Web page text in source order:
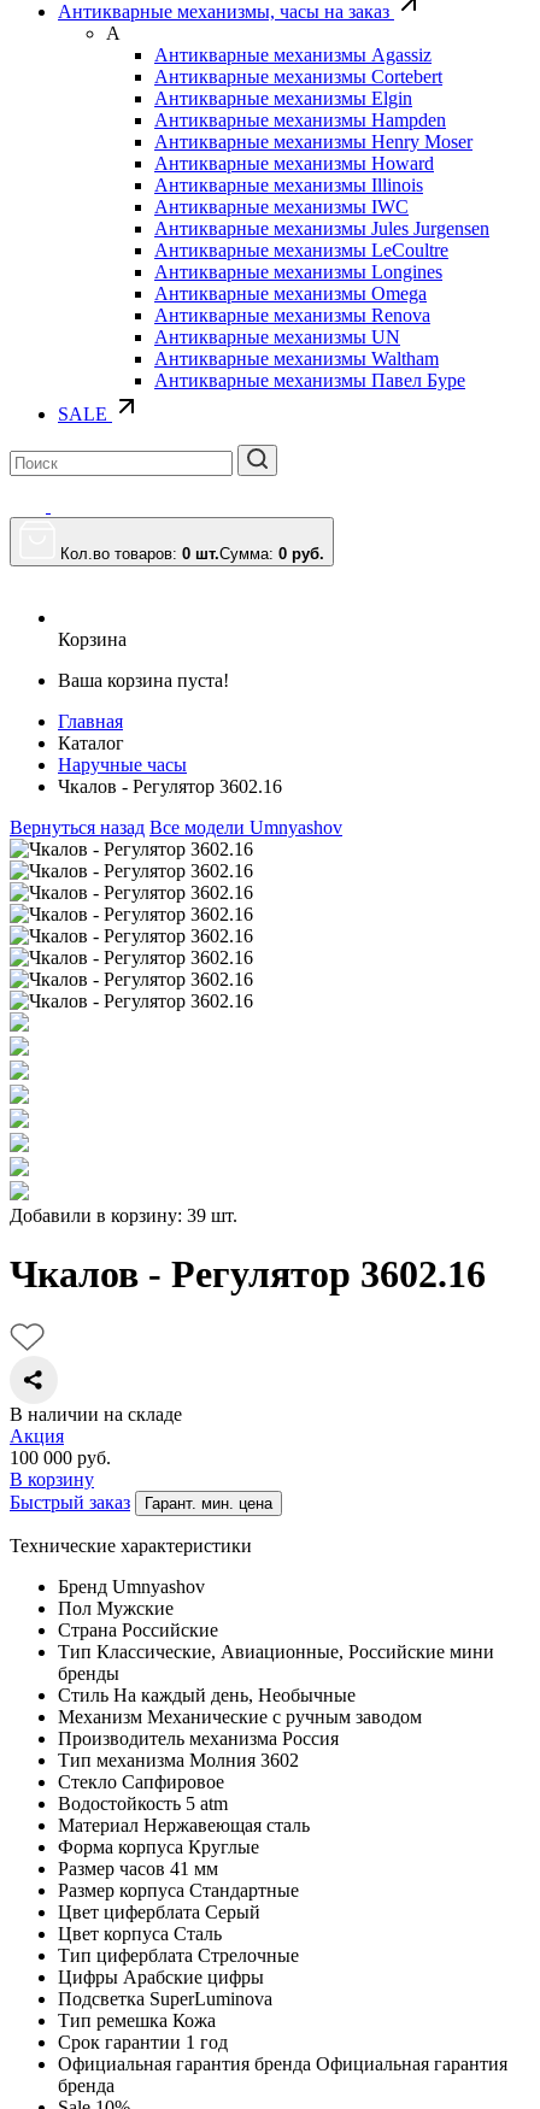
Антикварные механизмы, часы на заказ
А
Антикварные механизмы Agassiz
Антикварные механизмы Cortebert
Антикварные механизмы Elgin
Антикварные механизмы Hampden
Антикварные механизмы Henry Moser
Антикварные механизмы Howard
Антикварные механизмы Illinois
Антикварные механизмы IWC
Антикварные механизмы Jules Jurgensen
Антикварные механизмы LeCoultre
Антикварные механизмы Longines
Антикварные механизмы Omega
Антикварные механизмы Renova
Антикварные механизмы UN
Антикварные механизмы Waltham
Антикварные механизмы Павел Буре
SALE
Кол.во товаров: 0 шт.Сумма: 0 руб.
Корзина
Ваша корзина пуста!
Главная
Каталог
Наручные часы
Чкалов - Регулятор 3602.16
Вернуться назад Все модели Umnyashov
Добавили в корзину: 39 шт.
Чкалов - Регулятор 3602.16
В наличии на складе
Акция
100 000 руб.
В корзину
Быстрый заказ
Гарант. мин. цена
Технические характеристики
Бренд Umnyashov
Пол Мужские
Страна Российские
Тип Классические, Авиационные, Российские мини
бренды
Стиль На каждый день, Необычные
Механизм Механические с ручным заводом
Производитель механизма Россия
Тип механизма Молния 3602
Стекло Сапфировое
Водостойкость 5 atm
Материал Нержавеющая сталь
Форма корпуса Круглые
Размер часов 41 мм
Размер корпуса Стандартные
Цвет циферблата Серый
Цвет корпуса Сталь
Тип циферблата Стрелочные
Цифры Арабские цифры
Подсветка SuperLuminova
Тип ремешка Кожа
Срок гарантии 1 год
Официальная гарантия бренда Официальная гарантия
бренда